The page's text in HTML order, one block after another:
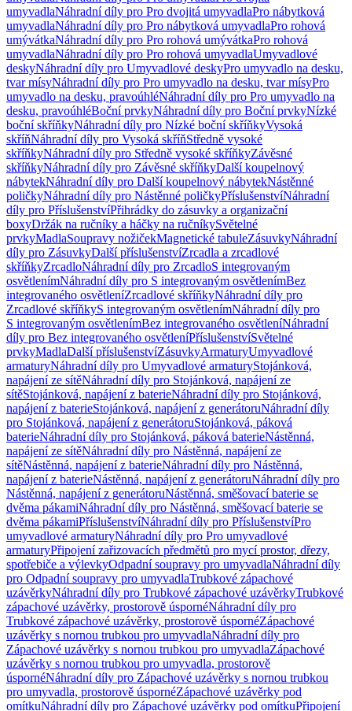
umyvadlaNáhradní díly pro Pro dvojitá umyvadlaPro nábytková
umyvadlaNáhradní díly pro Pro nábytková umyvadlaPro rohová
umývátkaNáhradní díly pro Pro rohová umývátkaPro rohová
umyvadlaNáhradní díly pro Pro rohová umyvadlaUmyvadlové
deskyNáhradní díly pro Umyvadlové deskyPro umyvadlo na desku,
tvar mísyNáhradní díly pro Pro umyvadlo na desku, tvar mísyPro
umyvadlo na desku, pravoúhléNáhradní díly pro Pro umyvadlo na
desku, pravoúhléBoční prvkyNáhradní díly pro Boční prvkyNízké
boční skříňkyNáhradní díly pro Nízké boční skříňkyVysoká
skříňNáhradní díly pro Vysoká skříňStředně vysoké
skříňkyNáhradní díly pro Středně vysoké skříňkyZávěsné
skříňkyNáhradní díly pro Závěsné skříňkyDalší koupelnový
nábytekNáhradní díly pro Další koupelnový nábytekNástěnné
poličkyNáhradní díly pro Nástěnné poličkyPříslušenstvíNáhradní
díly pro PříslušenstvíPřihrádky do zásuvky a organizační
boxyDržák na ručníky a háčky na ručníkySvětelné
prvkyMadlaSoupravy nožičekMagnetické tabuleZásuvkyNáhradní
díly pro ZásuvkyDalší příslušenstvíZrcadla a zrcadlové
skříňkyZrcadloNáhradní díly pro ZrcadloS integrovaným
osvětlenímNáhradní díly pro S integrovaným osvětlenímBez
integrovaného osvětleníZrcadlové skříňkyNáhradní díly pro
Zrcadlové skříňkyS integrovaným osvětlenímNáhradní díly pro
S integrovaným osvětlenímBez integrovaného osvětleníNáhradní
díly pro Bez integrovaného osvětleníPříslušenstvíSvětelné
prvkyMadlaDalší příslušenstvíZásuvkyArmaturyUmyvadlové
armaturyNáhradní díly pro Umyvadlové armaturyStojánková,
napájení ze sítěNáhradní díly pro Stojánková, napájení ze
sítěStojánková, napájení z baterieNáhradní díly pro Stojánková,
napájení z baterieStojánková, napájení z generátoruNáhradní díly
pro Stojánková, napájení z generátoruStojánková, páková
baterieNáhradní díly pro Stojánková, páková baterieNástěnná,
napájení ze sítěNáhradní díly pro Nástěnná, napájení ze
sítěNástěnná, napájení z baterieNáhradní díly pro Nástěnná,
napájení z baterieNástěnná, napájení z generátoruNáhradní díly pro
Nástěnná, napájení z generátoruNástěnná, směšovací baterie se
dvěma pákamiNáhradní díly pro Nástěnná, směšovací baterie se
dvěma pákamiPříslušenstvíNáhradní díly pro PříslušenstvíPro
umyvadlové armaturyNáhradní díly pro Pro umyvadlové
armaturyPřipojení zařizovacích předmětů pro mycí prostor, dřezy,
spotřebiče a výlevkyOdpadní soupravy pro umyvadlaNáhradní díly
pro Odpadní soupravy pro umyvadlaTrubkové zápachové
uzávěrkyNáhradní díly pro Trubkové zápachové uzávěrkyTrubkové
zápachové uzávěrky, prostorově úspornéNáhradní díly pro
Trubkové zápachové uzávěrky, prostorově úspornéZápachové
uzávěrky s nornou trubkou pro umyvadlaNáhradní díly pro
Zápachové uzávěrky s nornou trubkou pro umyvadlaZápachové
uzávěrky s nornou trubkou pro umyvadla, prostorově
úspornéNáhradní díly pro Zápachové uzávěrky s nornou trubkou
pro umyvadla, prostorově úspornéZápachové uzávěrky pod
omítkuNáhradní díly pro Zápachové uzávěrky pod omítkuPřipojení